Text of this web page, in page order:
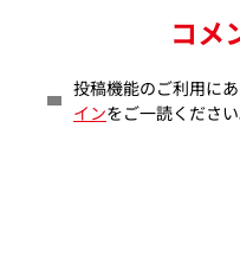
コメ
投稿機能のご利用に
インをご一読ください